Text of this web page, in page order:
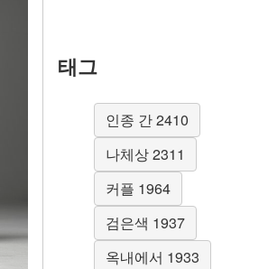
태그
인종 간 2410
나체상 2311
커플 1964
검은색 1937
옥내에서 1933